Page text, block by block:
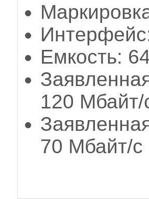
Емкость:
120 Мбайт/
70 Мбайт/с